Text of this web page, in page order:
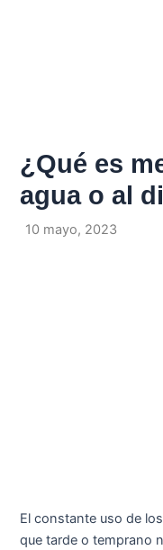
¿Qué es
agua o al
10 mayo, 2023
El constante uso de
que tarde o temprano